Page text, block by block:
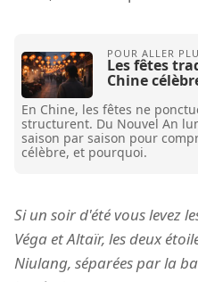
Les fêtes
Chine
En Chine, les fêtes ne
structurent. Du Nouvel An
saison par saison pour
célèbre, et pourquoi.
Si un soir d'été vous levez
Véga et Altaïr, les deux
Niulang, séparées par la